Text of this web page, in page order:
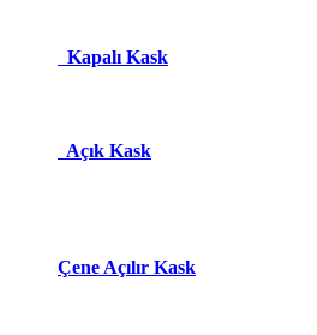
Kapalı Kask
Açık Kask
Çene Açılır Kask